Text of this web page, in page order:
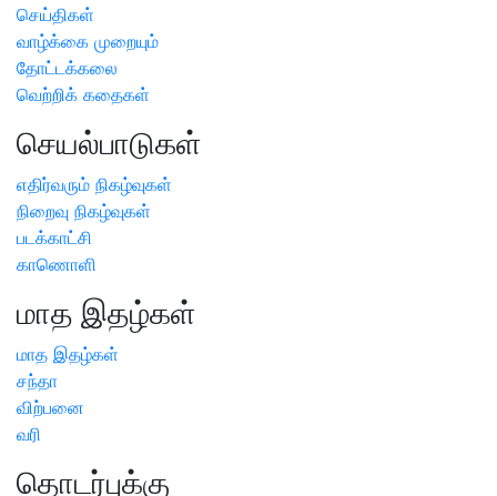
செய்திகள்
வாழ்க்கை முறையும்
தோட்டக்கலை
வெற்றிக் கதைகள்
செயல்பாடுகள்
எதிர்வரும் நிகழ்வுகள்
நிறைவு நிகழ்வுகள்
படக்காட்சி
காணொளி
மாத இதழ்கள்
மாத இதழ்கள்
சந்தா
விற்பனை
வரி
தொடர்புக்கு